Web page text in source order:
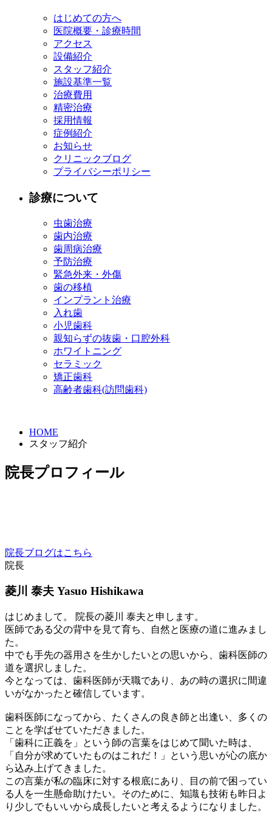
はじめての方へ
医院概要・診療時間
アクセス
設備紹介
スタッフ紹介
施設基準一覧
治療費用
精密治療
採用情報
症例紹介
お知らせ
クリニックブログ
プライバシーポリシー
診療について
虫歯治療
歯内治療
歯周病治療
予防治療
緊急外来・外傷
歯の移植
インプラント治療
入れ歯
小児歯科
親知らずの抜歯・口腔外科
ホワイトニング
セラミック
矯正歯科
高齢者歯科(訪問歯科)
HOME
スタッフ紹介
院長プロフィール
院長ブログはこちら
院長
菱川 泰夫 Yasuo Hishikawa
はじめまして。 院長の菱川 泰夫と申します。
医師である父の背中を見て育ち、自然と医療の道に進みまし
た。
中でも手先の器用さを生かしたいとの思いから、歯科医師の
道を選択しました。
今となっては、歯科医師が天職であり、あの時の選択に間違
いがなかったと確信しています。
歯科医師になってから、たくさんの良き師と出逢い、多くの
ことを学ばせていただきました。
「歯科に正義を」という師の言葉をはじめて聞いた時は、
「自分が求めていたものはこれだ！」という思いが心の底か
ら込み上げてきました。
この言葉が私の臨床に対する根底にあり、目の前で困ってい
る人を一生懸命助けたい。そのために、知識も技術も昨日よ
り少しでもいいから成長したいと考えるようになりました。